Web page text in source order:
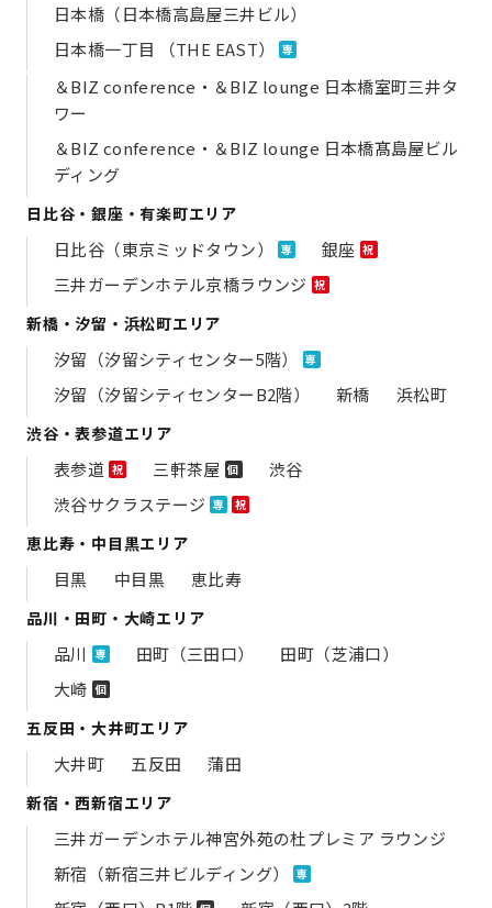
日本橋（日本橋高島屋三井ビル）
日本橋一丁目 （THE EAST）
専
＆BIZ conference・＆BIZ lounge 日本橋室町三井タ
ワー
＆BIZ conference・＆BIZ lounge 日本橋髙島屋ビル
ディング
日比谷・銀座・有楽町エリア
日比谷（東京ミッドタウン） 専 銀座 祝
三井ガーデンホテル京橋ラウンジ 祝
新橋・汐留・浜松町エリア
汐留（汐留シティセンター5階） 専
汐留（汐留シティセンターB2階） 新橋 浜松町
渋谷・表参道エリア
表参道 祝 三軒茶屋 個
渋谷
渋谷サクラステージ 専 祝
恵比寿・中目黒エリア
目黒 中目黒 恵比寿
品川・田町・大崎エリア
品川 専 田町（三田口）
田町（芝浦口）
大崎 個
五反田・大井町エリア
大井町 五反田 蒲田
新宿・西新宿エリア
三井ガーデンホテル神宮外苑の​杜プレミア ラウンジ
新宿（新宿三井ビルディング）
専